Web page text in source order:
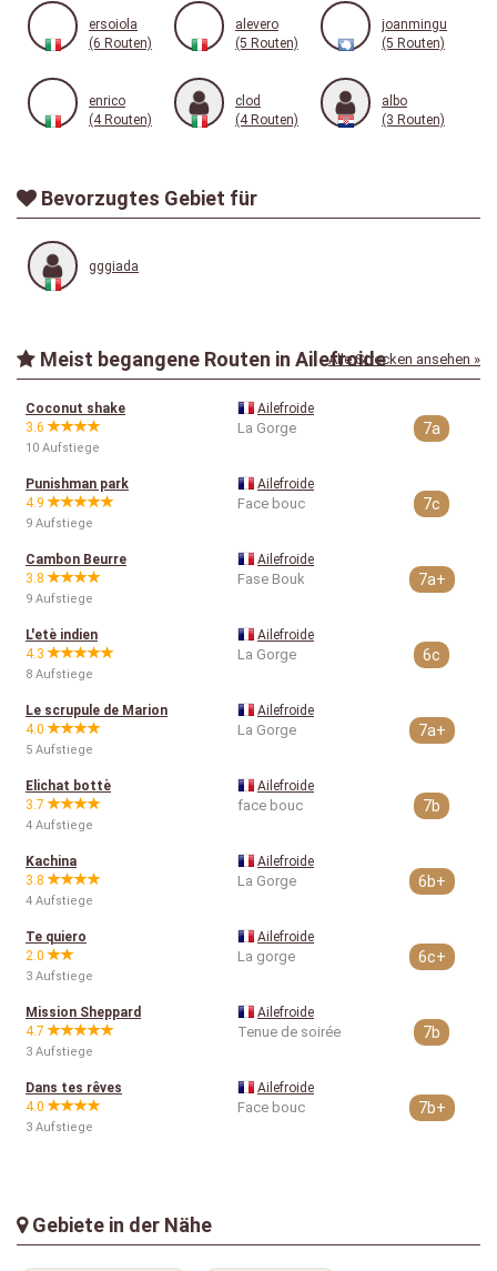
ersoiola
(6 Routen)
alevero
(5 Routen)
joanmingu
(5 Routen)
enrico
(4 Routen)
clod
(4 Routen)
albo
(3 Routen)
Bevorzugtes Gebiet für
gggiada
Meist begangene Routen in AilefroideAlle Strecken ansehen »
Coconut shake
3.6
10 Aufstiege
Ailefroide
La Gorge 7a
Punishman park
4.9
9 Aufstiege
Ailefroide
Face bouc 7c
Cambon Beurre
3.8
9 Aufstiege
Ailefroide
Fase Bouk 7a+
L'etè indien
4.3
8 Aufstiege
Ailefroide
La Gorge 6c
Le scrupule de Marion
4.0
5 Aufstiege
Ailefroide
La Gorge 7a+
Elichat bottè
3.7
4 Aufstiege
Ailefroide
face bouc 7b
Kachina
3.8
4 Aufstiege
Ailefroide
La Gorge 6b+
Te quiero
2.0
3 Aufstiege
Ailefroide
La gorge 6c+
Mission Sheppard
4.7
3 Aufstiege
Ailefroide
Tenue de soirée 7b
Dans tes rêves
4.0
3 Aufstiege
Ailefroide
Face bouc 7b+
Gebiete in der Nähe